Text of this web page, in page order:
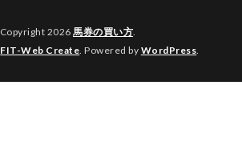
2026 馬券の買い方
FIT-Web Create . Powered by WordPress